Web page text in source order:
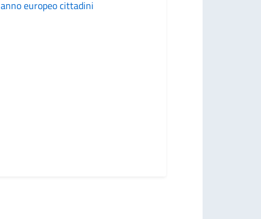
anno europeo cittadini